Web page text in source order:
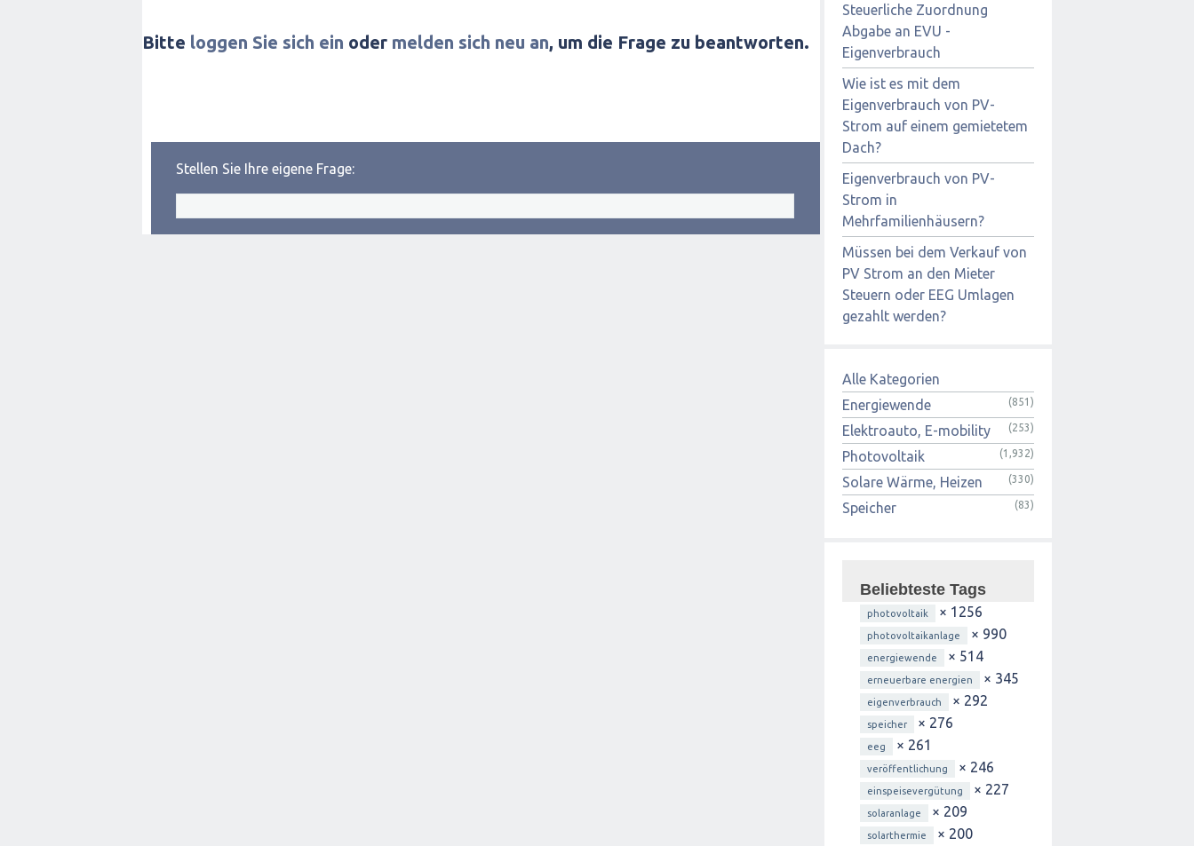
Bitte loggen Sie sich ein oder melden sich neu an, um die Frage zu beantworten.
Stellen Sie Ihre eigene Frage:
Steuerliche Zuordnung
Abgabe an EVU -
Eigenverbrauch
Wie ist es mit dem
Eigenverbrauch von PV-
Strom auf einem gemietetem
Dach?
Eigenverbrauch von PV-
Strom in
Mehrfamilienhäusern?
Müssen bei dem Verkauf von
PV Strom an den Mieter
Steuern oder EEG Umlagen
gezahlt werden?
Alle Kategorien
Energiewende
(851)
Elektroauto, E-mobility (253)
Photovoltaik (1,932)
Solare Wärme, Heizen (330)
Speicher (83)
Beliebteste Tags
photovoltaik × 1256
photovoltaikanlage × 990
energiewende × 514
erneuerbare energien × 345
eigenverbrauch × 292
speicher × 276
eeg × 261
veröffentlichung × 246
einspeisevergütung × 227
solaranlage × 209
solarthermie × 200